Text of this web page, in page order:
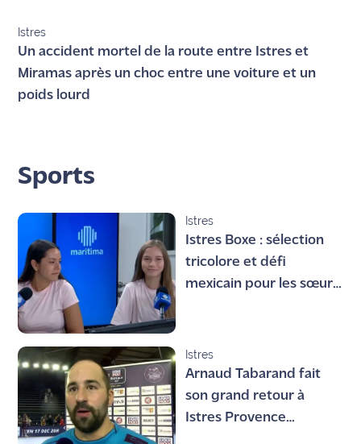
Istres
Un accident mortel de la route entre Istres et
Miramas après un choc entre une voiture et un
poids lourd
Sports
Istres
Istres Boxe : sélection
tricolore et défi
mexicain pour les sœurs
Istres
Arnaud Tabarand fait
son grand retour à
Istres Provence